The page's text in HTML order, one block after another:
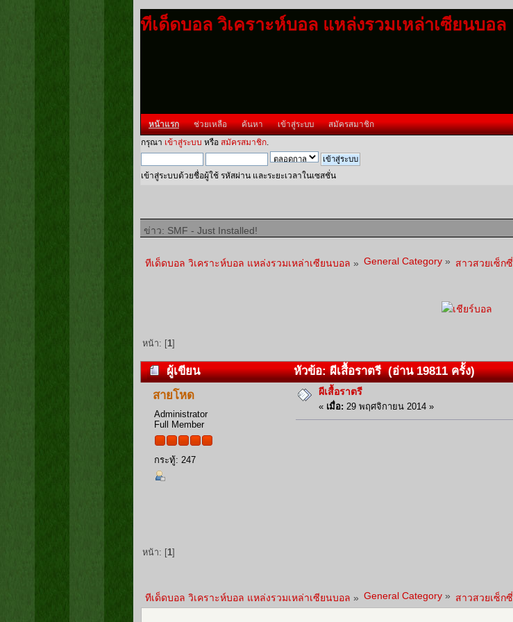
ทีเด็ดบอล วิเคราะห์บอล แหล่งรวมเหล่าเซียนบอล
หน้าแรก ช่วยเหลือ ค้นหา เข้าสู่ระบบ สมัครสมาชิก
กรุณา เข้าสู่ระบบ หรือ สมัครสมาชิก.
เข้าสู่ระบบด้วยชื่อผู้ใช้ รหัสผ่าน และระยะเวลาในเซสชั่น
ข่าว: SMF - Just Installed!
ทีเด็ดบอล วิเคราะห์บอล แหล่งรวมเหล่าเซียนบอล » General Category » สาวสวยเซ็กซี่
หน้า: [ 1]
ผู้เขียน
หัวข้อ: ผีเสื้อราตรี (อ่าน 19811 ครั้ง)
สายโหด
Administrator
Full Member
กระทู้: 247
ผีเสื้อราตรี
« เมื่อ: 29 พฤศจิกายน 2014 »
หน้า: [1]
ทีเด็ดบอล วิเคราะห์บอล แหล่งรวมเหล่าเซียนบอล » General Category » สาวสวยเซ็กซี่